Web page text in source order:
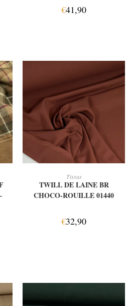
€41,90
AJOUTER AU PANIER
Tissus
TWILL DE LAINE BR
CHOCO-ROUILLE 01440
€32,90